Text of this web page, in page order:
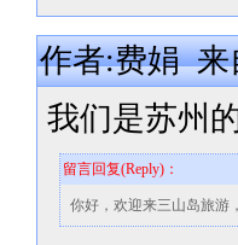
作者:费娟 来
我们是苏州
留言回复(Reply)：
你好，欢迎来三山岛旅游